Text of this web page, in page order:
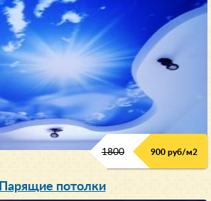
1800 900 руб/м2
Парящие потолки